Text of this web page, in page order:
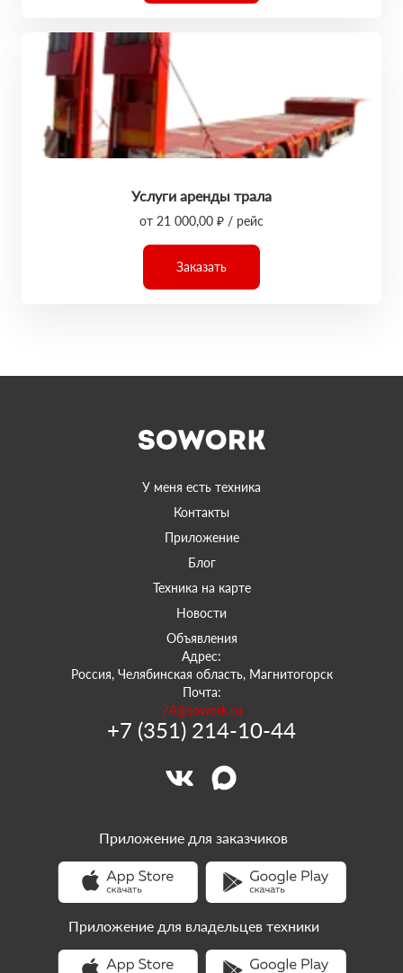
Услуги аренды трала
от 21 000,00 ₽ / рейс
Заказать
У меня есть техника
Контакты
Приложение
Блог
Техника на карте
Новости
Объявления
Адрес:
Россия, Челябинская область, Магнитогорск
Почта:
74@sowork.ru
+7 (351) 214-10-44
Приложение для заказчиков
Приложение для владельцев техники